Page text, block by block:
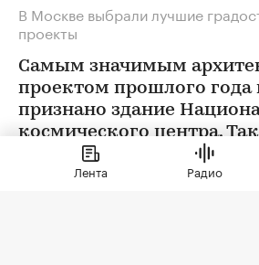
В Москве выбрали лучшие
проекты
Самым значимым
проектом прошлого года
признано здание
космического центра.
определены победители
номинациях
Лента Радио